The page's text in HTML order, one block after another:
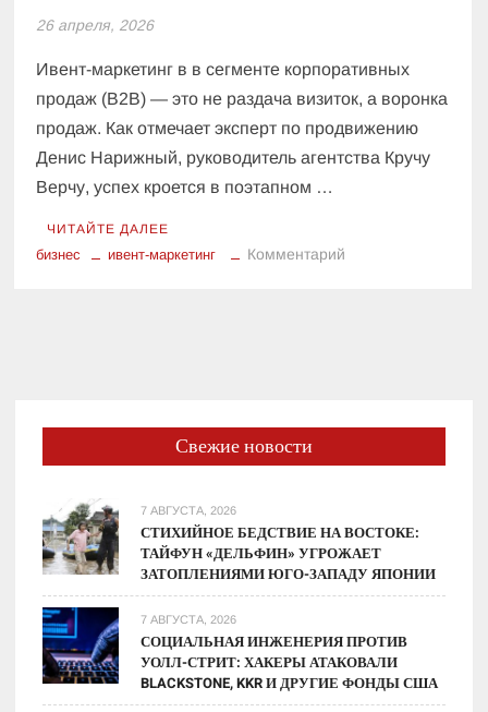
26 апреля, 2026
Ивент-маркетинг в в сегменте корпоративных
продаж (B2B) — это не раздача визиток, а воронка
продаж. Как отмечает эксперт по продвижению
Денис Нарижный, руководитель агентства Кручу
Верчу, успех кроется в поэтапном …
ЧИТАЙТЕ ДАЛЕЕ
бизнес ивент-маркетинг Комментарий
мероприятиях:
Свежие новости
7 АВГУСТА, 2026
СТИХИЙНОЕ БЕДСТВИЕ НА ВОСТОКЕ:
ТАЙФУН «ДЕЛЬФИН» УГРОЖАЕТ
ЗАТОПЛЕНИЯМИ ЮГО-ЗАПАДУ ЯПОНИИ
7 АВГУСТА, 2026
СОЦИАЛЬНАЯ ИНЖЕНЕРИЯ ПРОТИВ
УОЛЛ-СТРИТ: ХАКЕРЫ АТАКОВАЛИ
BLACKSTONE, KKR И ДРУГИЕ ФОНДЫ США